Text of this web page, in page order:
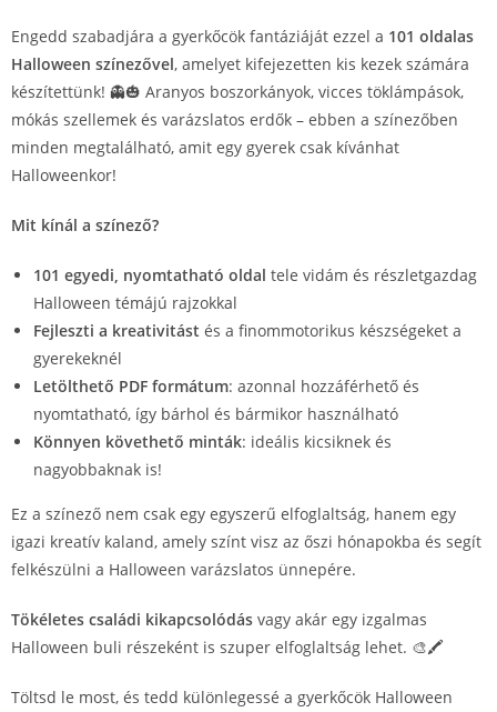
Engedd szabadjára a gyerkőcök fantáziáját ezzel a 101 oldalas
Halloween színezővel, amelyet kifejezetten kis kezek számára
készítettünk! 👻🎃 Aranyos boszorkányok, vicces töklámpások,
mókás szellemek és varázslatos erdők – ebben a színezőben
minden megtalálható, amit egy gyerek csak kívánhat
Halloweenkor!
Mit kínál a színező?
101 egyedi, nyomtatható oldal tele vidám és részletgazdag
Halloween témájú rajzokkal
Fejleszti a kreativitást és a finommotorikus készségeket a
gyerekeknél
Letölthető PDF formátum: azonnal hozzáférhető és
nyomtatható, így bárhol és bármikor használható
Könnyen követhető minták: ideális kicsiknek és
nagyobbaknak is!
Ez a színező nem csak egy egyszerű elfoglaltság, hanem egy
igazi kreatív kaland, amely színt visz az őszi hónapokba és segít
felkészülni a Halloween varázslatos ünnepére.
Tökéletes családi kikapcsolódás vagy akár egy izgalmas
Halloween buli részeként is szuper elfoglaltság lehet. 🎨🖍️
Töltsd le most, és tedd különlegessé a gyerkőcök Halloween